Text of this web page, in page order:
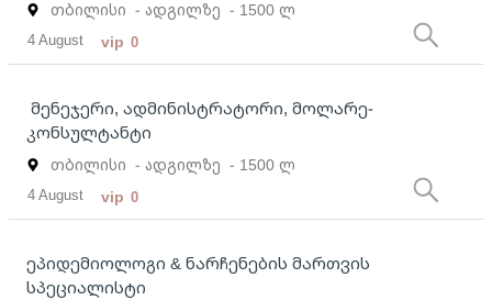
თბილისი - ადგილზე - 1500 ლ
4 August vip 0
მენეჯერი, ადმინისტრატორი, მოლარე-
კონსულტანტი
თბილისი - ადგილზე - 1500 ლ
4 August vip 0
ეპიდემიოლოგი & ნარჩენების მართვის
სპეციალისტი